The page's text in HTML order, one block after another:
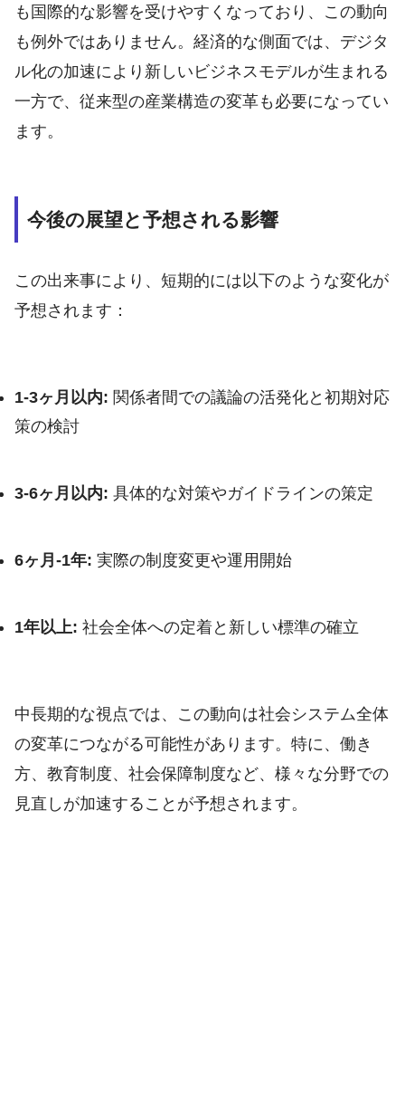
も国際的な影響を受けやすくなっており、この動向
も例外ではありません。経済的な側面では、デジタ
ル化の加速により新しいビジネスモデルが生まれる
一方で、従来型の産業構造の変革も必要になってい
ます。
今後の展望と予想される影響
この出来事により、短期的には以下のような変化が
予想されます：
1-3ヶ月以内: 関係者間での議論の活発化と初期対応
策の検討
3-6ヶ月以内: 具体的な対策やガイドラインの策定
6ヶ月-1年: 実際の制度変更や運用開始
1年以上: 社会全体への定着と新しい標準の確立
中長期的な視点では、この動向は社会システム全体
の変革につながる可能性があります。特に、働き
方、教育制度、社会保障制度など、様々な分野での
見直しが加速することが予想されます。